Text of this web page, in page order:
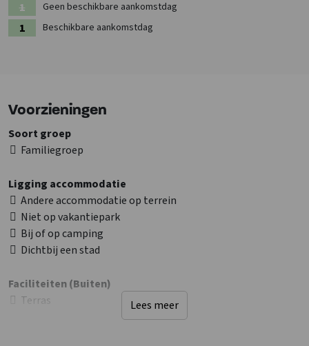
Geen beschikbare aankomstdag
Beschikbare aankomstdag
Voorzieningen
Ligging accommodatie
Andere accommodatie op terrein
Niet op vakantiepark
Bij of op camping
Dichtbij een stad
Faciliteiten (Buiten)
Terras
Soort groep
Familiegroep
Lees meer